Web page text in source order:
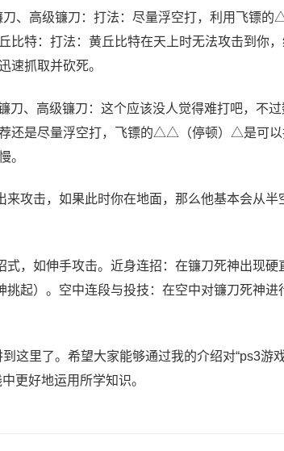
、高级镰刀：打法：尽量浮空打，利用飞镖
特：打法：黄丘比特在天上时无法攻击到你
速抓取并砍死。
、高级镰刀：这个应该没人觉得难打吧，不
还是尽量浮空打，飞镖的△△（停顿）△是可
。
攻击，如果此时你在地面，那么他基本会从半
，如伸手攻击。近身连招：在镰刀死神出现硬
起）。空中连段与投技：在空中对镰刀死神进
这里了。希望大家能够通过我的介绍对“ps3游
更好地运用所学知识。